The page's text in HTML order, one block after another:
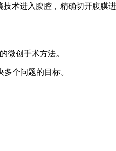
技术进入腹腔，精确切开腹膜
微创手术方法。
个问题的目标。